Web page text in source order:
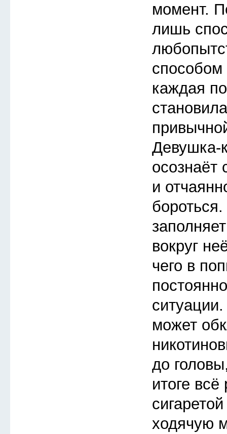
момент.
лишь
способом
каждая
Девушка-
осознаёт
и
вокруг
чего в
может
до
итоге
ходячую